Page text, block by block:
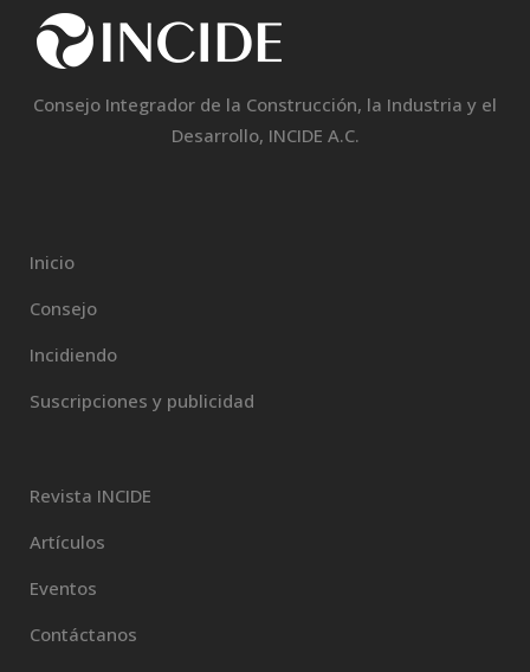
Consejo Integrador de la Construcción, la Industria y el
Desarrollo, INCIDE A.C.
Inicio
Consejo
Incidiendo
Suscripciones y publicidad
Revista INCIDE
Artículos
Eventos
Contáctanos